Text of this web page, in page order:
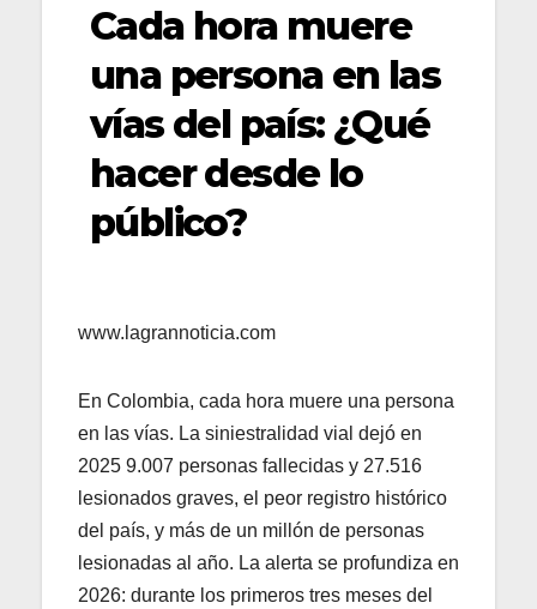
Cada hora muere
una persona en las
vías del país: ¿Qué
hacer desde lo
público?
www.lagrannoticia.com
En Colombia, cada hora muere una persona
en las vías. La siniestralidad vial dejó en
2025 9.007 personas fallecidas y 27.516
lesionados graves, el peor registro histórico
del país, y más de un millón de personas
lesionadas al año. La alerta se profundiza en
2026: durante los primeros tres meses del